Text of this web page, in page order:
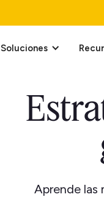
Soluciones
Aprende las